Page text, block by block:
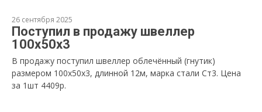
26 сентября 2025
Поступил в продажу швеллер
100х50х3
В продажу поступил швеллер облечённый (гнутик)
размером 100х50х3, длинной 12м, марка стали Ст3. Цена
за 1шт 4409р.